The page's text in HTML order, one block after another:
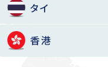
タイ
香港